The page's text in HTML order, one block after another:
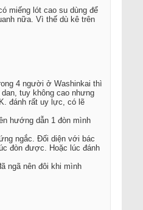
miếng lót cao su dùng để
nữa. Vì thế dù kê trên
4 người ở Washinkai thì
tuy không cao nhưng
đánh rất uy lực, có lẽ
hướng dẫn 1 đòn mình
ngắc. Đối diện với bác
đòn được. Hoặc lúc đánh
ngã nên đôi khi mình